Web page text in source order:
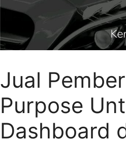
Jual
Purpose
Dashboard